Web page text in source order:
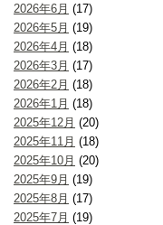
2026年6月 (17)
2026年5月 (19)
2026年4月 (18)
2026年3月 (17)
2026年2月 (18)
2026年1月 (18)
2025年12月 (20)
2025年11月 (18)
2025年10月 (20)
2025年9月 (19)
2025年8月 (17)
2025年7月 (19)